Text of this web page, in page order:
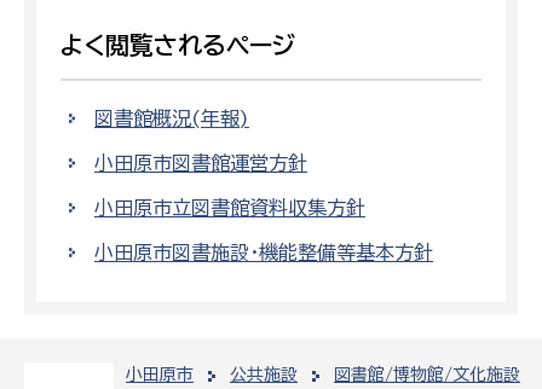
小田原市 公共施設
図書館/博物館/文化施設
よく閲覧されるページ
図書館概況(年報)
小田原市図書館運営方針
小田原市立図書館資料収集方針
小田原市図書施設・機能整備等基本方針